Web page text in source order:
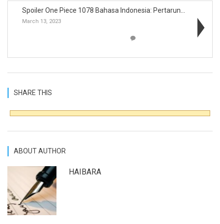
March 13, 2023
SHARE THIS
ABOUT AUTHOR
HAIBARA